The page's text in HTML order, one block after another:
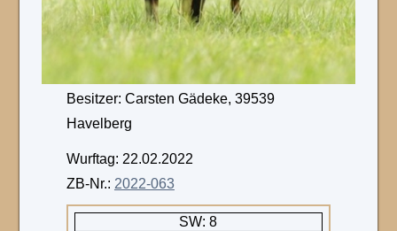
Besitzer: Carsten Gädeke, 39539
Havelberg
Wurftag: 22.02.2022
ZB-Nr.: 2022-063
SW: 8